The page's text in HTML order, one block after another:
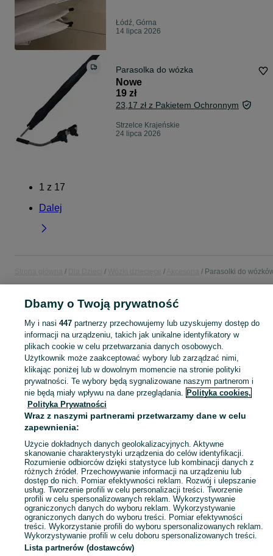
Łódź, Górna
14 lipca 2026
Parasolka do wózka
Nowe
19 zł
23,17 zł z Pakietem Ochronnym
Strzelce Krajeńskie
24 lipca 2026
1 z 17
Dalej
Parasolki do
POLSKA
KATEGORIA
wózki dziecięce retro ,wózek do żłobka wieloosobowy Zobacz
Mapa kategorii
Mapa miejscowości
Mapa ministron
Popularne wyszukiwania
Dbamy o Twoją prywatność
My i nasi 447partnerzy przechowujemy lub uzyskujemy dostęp do
informacji na urządzeniu, takich jak unikalne identyfikatory w
plikach cookie w celu przetwarzania danych osobowych.
Użytkownik może zaakceptować wybory lub zarządzać nimi,
klikając poniżej lub w dowolnym momencie na stronie polityki
prywatności. Te wybory będą sygnalizowane naszym partnerom i
nie będą miały wpływu na dane przeglądania. Polityka cookies,
Polityka Prywatności
Wraz z naszymi partnerami przetwarzamy dane w celu
zapewnienia:
Użycie dokładnych danych geolokalizacyjnych. Aktywne
skanowanie charakterystyki urządzenia do celów identyfikacji.
Rozumienie odbiorców dzięki statystyce lub kombinacji danych z
różnych źródeł. Przechowywanie informacji na urządzeniu lub
dostęp do nich. Pomiar efektywności reklam. Rozwój i ulepszanie
usług. Tworzenie profili w celu personalizacji treści. Tworzenie
profili w celu spersonalizowanych reklam. Wykorzystywanie
ograniczonych danych do wyboru reklam. Wykorzystywanie
ograniczonych danych do wyboru treści. Pomiar efektywności
treści. Wykorzystanie profili do wyboru spersonalizowanych reklam.
Wykorzystywanie profili w celu doboru spersonalizowanych treści.
Lista partnerów (dostawców)